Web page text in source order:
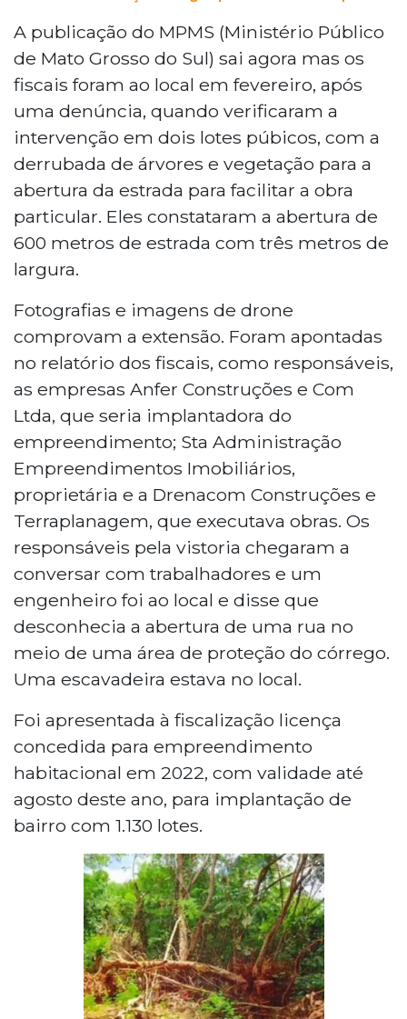
A publicação do MPMS (Ministério Público
de Mato Grosso do Sul) sai agora mas os
fiscais foram ao local em fevereiro, após
uma denúncia, quando verificaram a
intervenção em dois lotes púbicos, com a
derrubada de árvores e vegetação para a
abertura da estrada para facilitar a obra
particular. Eles constataram a abertura de
600 metros de estrada com três metros de
largura.
Fotografias e imagens de drone
comprovam a extensão. Foram apontadas
no relatório dos fiscais, como responsáveis,
as empresas Anfer Construções e Com
Ltda, que seria implantadora do
empreendimento; Sta Administração
Empreendimentos Imobiliários,
proprietária e a Drenacom Construções e
Terraplanagem, que executava obras. Os
responsáveis pela vistoria chegaram a
conversar com trabalhadores e um
engenheiro foi ao local e disse que
desconhecia a abertura de uma rua no
meio de uma área de proteção do córrego.
Uma escavadeira estava no local.
Foi apresentada à fiscalização licença
concedida para empreendimento
habitacional em 2022, com validade até
agosto deste ano, para implantação de
bairro com 1.130 lotes.